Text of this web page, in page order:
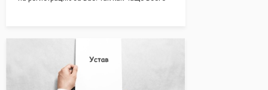
большая часть отказов - наши юристы с
оформление самого сложного документа на
себя! Многолетний опыт работы наших
юристов позволяет оформлять заявление без